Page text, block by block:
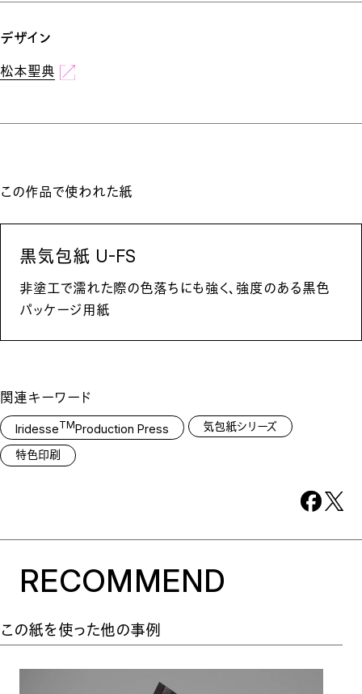
デザイン
松本聖典
この作品で使われた紙
黒気包紙 U-FS
非塗工で濡れた際の色落ちにも強く、強度のある黒色
パッケージ用紙
関連キーワード
IridesseTMProduction Press 気包紙シリーズ
特色印刷
RECOMMEND
この紙を使った他の事例